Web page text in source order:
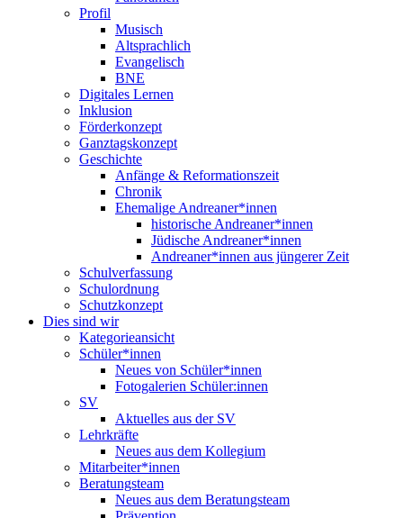
Profil
Musisch
Altsprachlich
Evangelisch
BNE
Digitales Lernen
Inklusion
Förderkonzept
Ganztagskonzept
Geschichte
Anfänge & Reformationszeit
Chronik
Ehemalige Andreaner*innen
historische Andreaner*innen
Jüdische Andreaner*innen
Andreaner*innen aus jüngerer Zeit
Schulverfassung
Schulordnung
Schutzkonzept
Dies sind wir
Kategorieansicht
Schüler*innen
Neues von Schüler*innen
Fotogalerien Schüler:innen
SV
Aktuelles aus der SV
Lehrkräfte
Neues aus dem Kollegium
Mitarbeiter*innen
Beratungsteam
Neues aus dem Beratungsteam